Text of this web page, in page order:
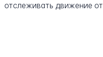
отслеживать движение